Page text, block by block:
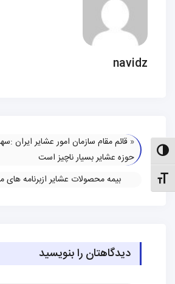
حالت کنتراست بالا
تنظیم اندازهٔ فونت
navidz
« قائم مقام سازمان امور عشایر ایران
حوزه عشایر بسیار ناچیز است
بیمه محصولات عشایر ازبرنامه
دیدگاهتان را بنویسید